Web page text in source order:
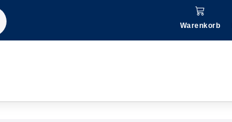
Warenkorb